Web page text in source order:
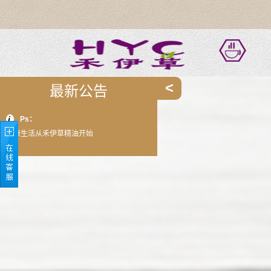
>
最新公告
Ps：
健康生活从禾伊草精油开始